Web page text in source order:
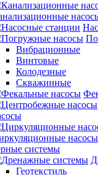
Вибрационные
Винтовые
Колодезные
Скважинные
насосы
системы
Геотекстиль